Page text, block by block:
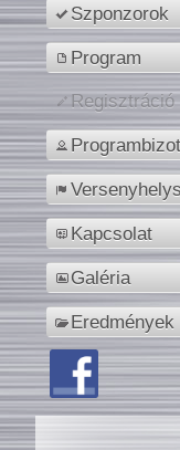
Szponzorok
Program
Regisztráció
Kapcsolat
Galéria
Eredmények